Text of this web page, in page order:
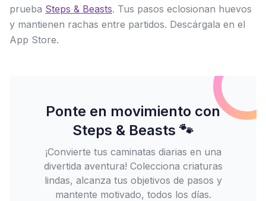
prueba Steps & Beasts. Tus pasos eclosionan huevos
y mantienen rachas entre partidos. Descárgala en el
App Store.
Ponte en movimiento con
Steps & Beasts 🐾
¡Convierte tus caminatas diarias en una
divertida aventura! Colecciona criaturas
lindas, alcanza tus objetivos de pasos y
mantente motivado, todos los días.